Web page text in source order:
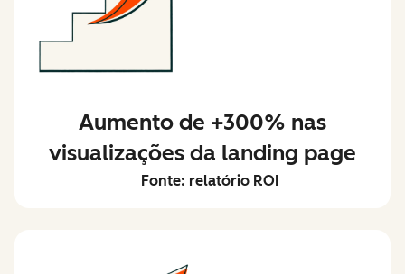
Aumento de +300% nas
visualizações da landing page
Fonte: relatório ROI